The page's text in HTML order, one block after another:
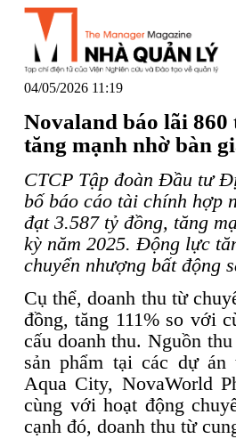
04/05/2026 11:19
Novaland báo lãi
tăng mạnh nhờ bàn
CTCP Tập đoàn Đầu tư
bố báo cáo tài chính hợp
đạt 3.587 tỷ đồng, tăng
kỳ năm 2025. Động lực
chuyển nhượng bất động
Cụ thể, doanh thu từ
đồng, tăng 111% so với
cấu doanh thu. Nguồn
sản phẩm tại các dự án
Aqua City, NovaWorld
cùng với hoạt động
cạnh đó, doanh thu từ